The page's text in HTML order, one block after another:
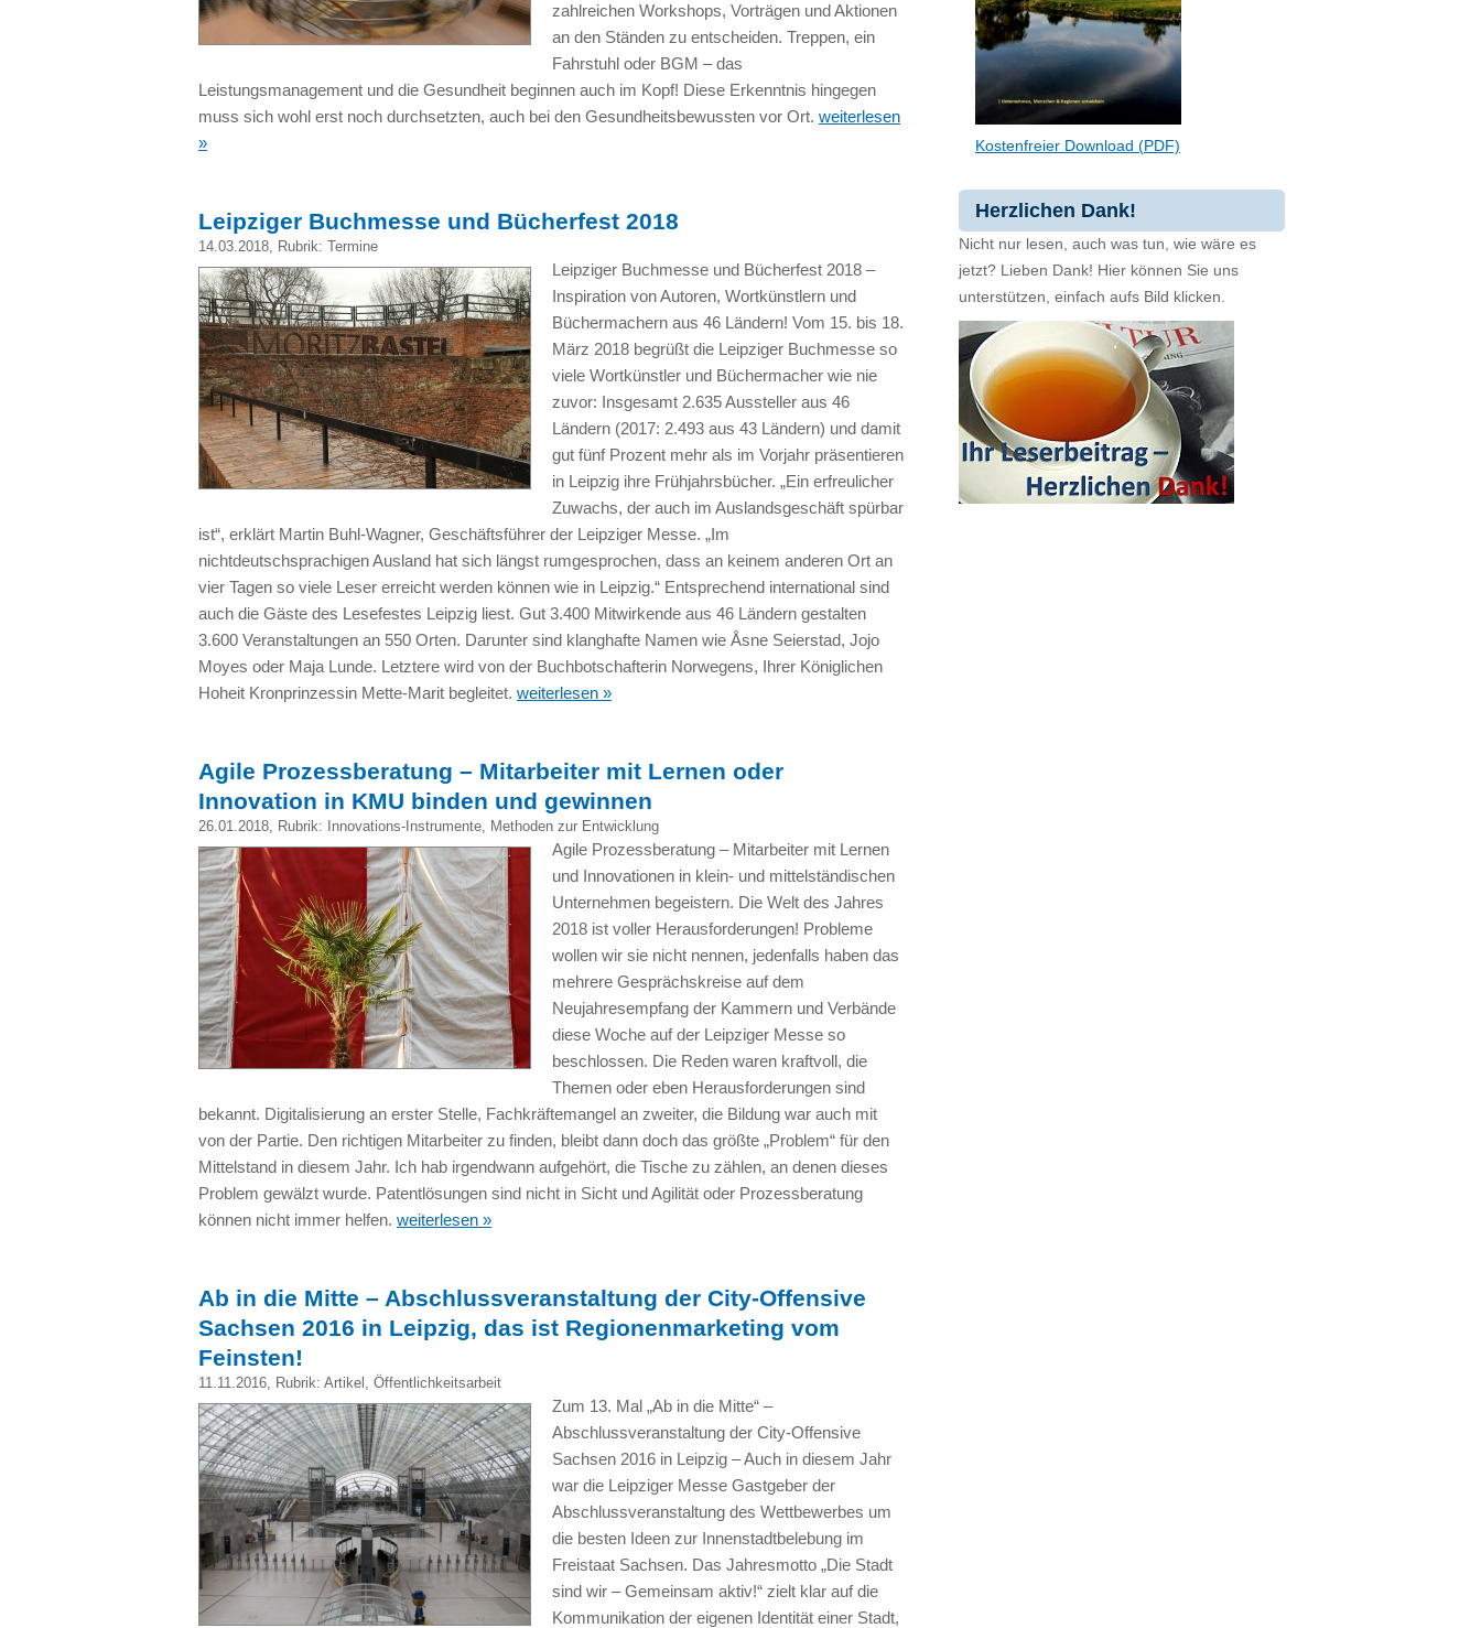
zahlreichen Workshops, Vorträgen und Aktionen
an den Ständen zu entscheiden. Treppen, ein
Fahrstuhl oder BGM – das
Leistungsmanagement und die Gesundheit beginnen auch im Kopf! Diese Erkenntnis hingegen
muss sich wohl erst noch durchsetzten, auch bei den Gesundheitsbewussten vor Ort. weiterlesen
»
Leipziger Buchmesse und Bücherfest 2018
14.03.2018, Rubrik: Termine
Leipziger Buchmesse und Bücherfest 2018 –
Inspiration von Autoren, Wortkünstlern und
Büchermachern aus 46 Ländern! Vom 15. bis 18.
März 2018 begrüßt die Leipziger Buchmesse so
viele Wortkünstler und Büchermacher wie nie
zuvor: Insgesamt 2.635 Aussteller aus 46
Ländern (2017: 2.493 aus 43 Ländern) und damit
gut fünf Prozent mehr als im Vorjahr präsentieren
in Leipzig ihre Frühjahrsbücher. „Ein erfreulicher
Zuwachs, der auch im Auslandsgeschäft spürbar
ist“, erklärt Martin Buhl-Wagner, Geschäftsführer der Leipziger Messe. „Im
nichtdeutschsprachigen Ausland hat sich längst rumgesprochen, dass an keinem anderen Ort an
vier Tagen so viele Leser erreicht werden können wie in Leipzig.“ Entsprechend international sind
auch die Gäste des Lesefestes Leipzig liest. Gut 3.400 Mitwirkende aus 46 Ländern gestalten
3.600 Veranstaltungen an 550 Orten. Darunter sind klanghafte Namen wie Åsne Seierstad, Jojo
Moyes oder Maja Lunde. Letztere wird von der Buchbotschafterin Norwegens, Ihrer Königlichen
Hoheit Kronprinzessin Mette-Marit begleitet. weiterlesen »
Agile Prozessberatung – Mitarbeiter mit Lernen oder
Innovation in KMU binden und gewinnen
26.01.2018 , Rubrik: Innovations-Instrumente Methoden zur Entwicklung
Agile Prozessberatung – Mitarbeiter mit Lernen
und Innovationen in klein- und mittelständischen
Unternehmen begeistern. Die Welt des Jahres
2018 ist voller Herausforderungen! Probleme
wollen wir sie nicht nennen, jedenfalls haben das
mehrere Gesprächskreise auf dem
Neujahresempfang der Kammern und Verbände
diese Woche auf der Leipziger Messe so
beschlossen. Die Reden waren kraftvoll, die
Themen oder eben Herausforderungen sind
bekannt. Digitalisierung an erster Stelle, Fachkräftemangel an zweiter, die Bildung war auch mit
von der Partie. Den richtigen Mitarbeiter zu finden, bleibt dann doch das größte „Problem“ für den
Mittelstand in diesem Jahr. Ich hab irgendwann aufgehört, die Tische zu zählen, an denen dieses
Problem gewälzt wurde. Patentlösungen sind nicht in Sicht und Agilität oder Prozessberatung
können nicht immer helfen. weiterlesen »
Ab in die Mitte – Abschlussveranstaltung der City-Offensive
Sachsen 2016 in Leipzig, das ist Regionenmarketing vom
Feinsten!
11.11.2016 , Rubrik: Artikel Öffentlichkeitsarbeit
Zum 13. Mal „Ab in die Mitte“ –
Abschlussveranstaltung der City-Offensive
Sachsen 2016 in Leipzig – Auch in diesem Jahr
war die Leipziger Messe Gastgeber der
Abschlussveranstaltung des Wettbewerbes um
die besten Ideen zur Innenstadtbelebung im
Freistaat Sachsen. Das Jahresmotto „Die Stadt
sind wir – Gemeinsam aktiv!“ zielt klar auf die
Kommunikation der eigenen Identität einer Stadt,
Kostenfreier Download (PDF)
Herzlichen Dank!
Nicht nur lesen, auch was tun, wie wäre es
jetzt? Lieben Dank! Hier können Sie uns
unterstützen, einfach aufs Bild klicken.